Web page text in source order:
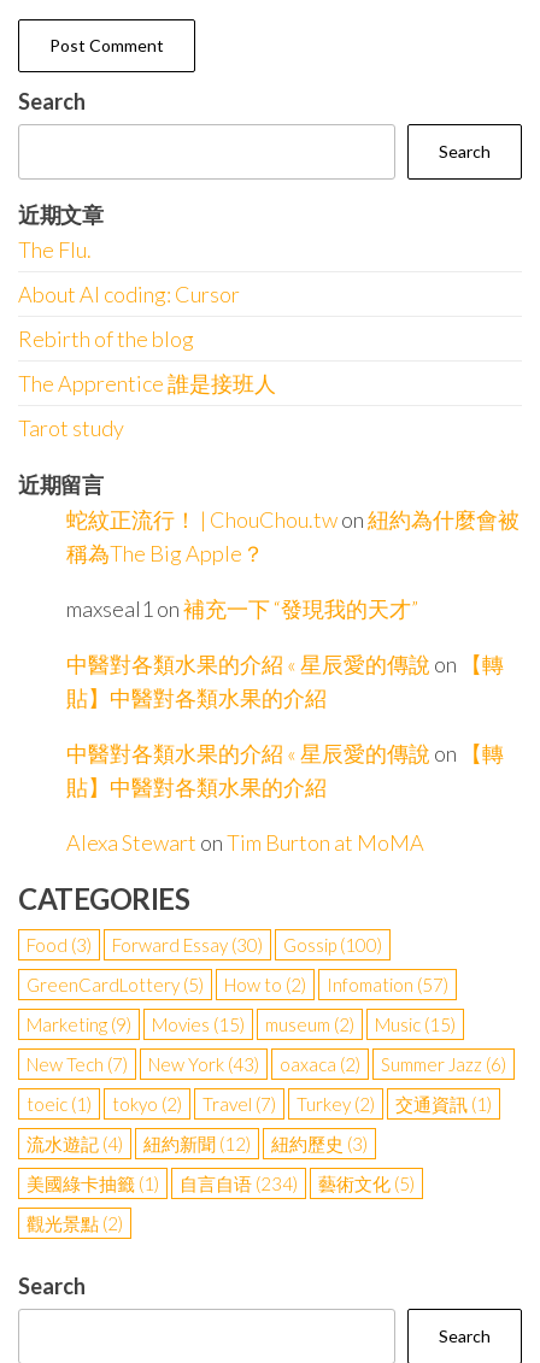
Search
Search
近期文章
The Flu.
About AI coding: Cursor
Rebirth of the blog
The Apprentice 誰是接班人
Tarot study
近期留言
蛇紋正流行！ | ChouChou.twon紐約為什麼會被
稱為The Big Apple？
maxseal1 on補充一下 “發現我的天才”
中醫對各類水果的介紹 « 星辰愛的傳說 on
【轉
貼】中醫對各類水果的介紹
中醫對各類水果的介紹 « 星辰愛的傳說 on
【轉
貼】中醫對各類水果的介紹
Alexa Stewart onTim Burton at MoMA
CATEGORIES
Food (3) Forward Essay (30) Gossip (100)
GreenCardLottery (5) How to (2) Infomation (57)
Marketing (9) Movies (15) museum (2) Music (15)
New Tech (7) New York (43) oaxaca (2) Summer Jazz (6)
toeic (1) tokyo (2) Travel (7) Turkey (2) 交通資訊 (1)
流水遊記 (4) 紐約新聞 (12) 紐約歷史 (3)
美國綠卡抽籤 (1) 自言自语 (234) 藝術文化 (5)
觀光景點 (2)
Search
Search